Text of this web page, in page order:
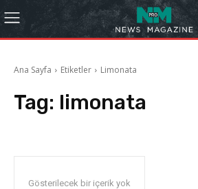
Ana Sayfa Etiketler Limonata
Tag: limonata
Gösterilecek bir içerik yok